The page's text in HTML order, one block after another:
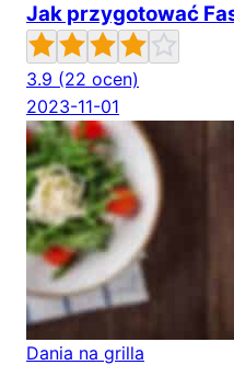
Jak przygotować
3.9 (22 ocen)
2023-11-01
Dania na grilla